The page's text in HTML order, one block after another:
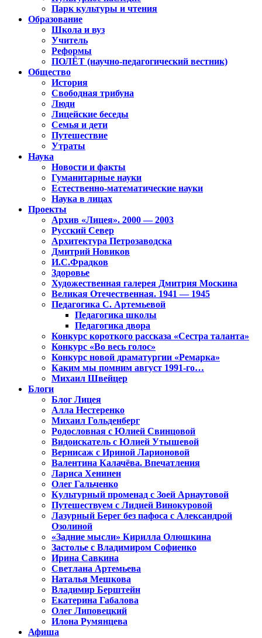
Парк культуры и чтения
Образование
Школа и вуз
Учитель
Реформы
ПОЛЁТ (научно-педагогический вестник)
Общество
История
Свободная трибуна
Люди
Лицейские беседы
Семья и дети
Путешествие
Утраты
Наука
Новости и факты
Гуманитарные науки
Естественно-математические науки
Наука в лицах
Проекты
Архив «Лицея». 2000 — 2003
Русский Север
Архитектура Петрозаводска
Дмитрий Новиков
И.С.Фрадков
Здоровье
Художественная галерея Дмитрия Москина
Великая Отечественная. 1941 — 1945
Педагогика С. Артемьевой
Педагогика школы
Педагогика двора
Конкурс короткого рассказа «Сестра таланта»
Конкурс «Во весь голос»
Конкурс новой драматургии «Ремарка»
Каким мы помним август 1991-го…
Михаил Швейцер
Блоги
Блог Лицея
Алла Нестеренко
Михаил Гольденберг
Родословная с Юлией Свинцовой
Видоискатель с Юлией Утышевой
Вернисаж с Ириной Ларионовой
Валентина Калачёва. Впечатления
Лариса Хенинен
Олег Гальченко
Культурный променад с Зоей Арнаутовой
Путешествуем с Лидией Винокуровой
Лазурный Берег без пафоса с Александрой
Озолиной
«Задние мысли» Кирилла Олюшкина
Застолье с Владимиром Софиенко
Ирина Савкина
Светлана Артемьева
Наталья Мешкова
Владимир Берштейн
Екатерина Габалова
Олег Липовецкий
Илона Румянцева
Афиша